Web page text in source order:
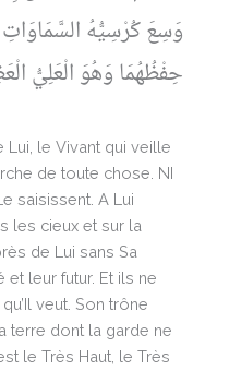
وَسِعَ كُرْسِيُّهُ
حِفْظُهُمَا وَهُوَ الْعَلِيُّ
Lui, le Vivant qui veille
de toute chose. NI
saisissent. A Lui
les cieux et sur la
de Lui sans Sa
et leur futur. Et ils ne
veut. Son trône
terre dont la garde ne
le Très Haut, le Très